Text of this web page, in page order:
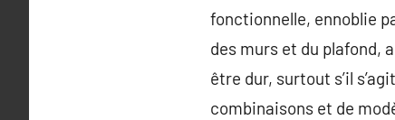
fonctionnelle, ennoblie
des murs et du plafond,
être dur, surtout s’il
combinaisons et de